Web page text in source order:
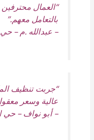
“العمال
بالتعامل معهم.”
– عبدالله .م –
“جربت تنظيف
عالية وسعر
–أبو نواف – حي